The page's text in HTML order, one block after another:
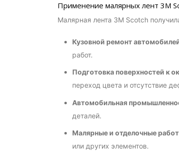
Применение малярных лент 3M
Малярная лента 3M Scotch
Кузовной ремонт
работ.
Подготовка поверхностей к
переход цвета и отсутствие
Автомобильная
деталей.
Малярные и отделочные
или других элементов.